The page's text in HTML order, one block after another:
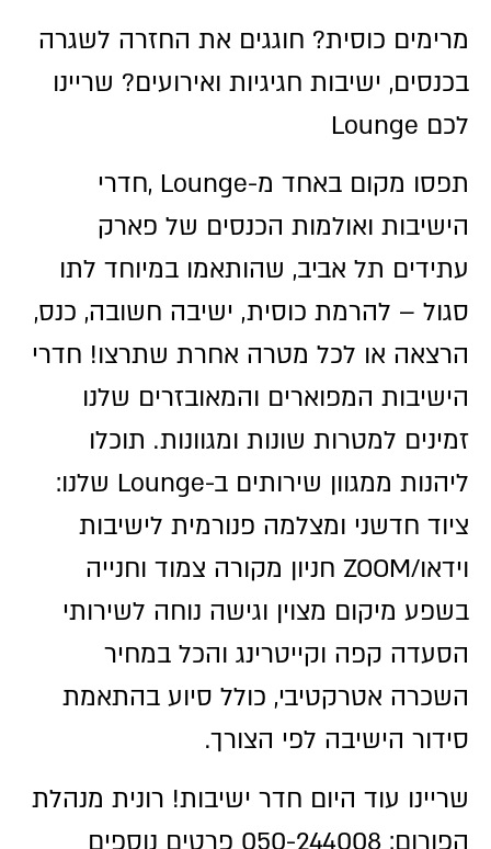
מרימים כוסית? חוגגים את החזרה לשגרה
בכנסים, ישיבות חגיגיות ואירועים? שריינו
לכם Lounge
תפסו מקום באחד מ-Lounge ,חדרי
הישיבות ואולמות הכנסים של פארק
עתידים תל אביב, שהותאמו במיוחד לתו
סגול – להרמת כוסית, ישיבה חשובה, כנס,
הרצאה או לכל מטרה אחרת שתרצו! חדרי
הישיבות המפוארים והמאובזרים שלנו
זמינים למטרות שונות ומגוונות. תוכלו
ליהנות ממגוון שירותים ב-Lounge שלנו:
ציוד חדשני ומצלמה פנורמית לישיבות
וידאו/ZOOM חניון מקורה צמוד וחנייה
בשפע מיקום מצוין וגישה נוחה לשירותי
הסעדה קפה וקייטרינג והכל במחיר
השכרה אטרקטיבי, כולל סיוע בהתאמת
סידור הישיבה לפי הצורך.
שריינו עוד היום חדר ישיבות! רונית מנהלת
הפורום: 050-244008 פרטים נוספים